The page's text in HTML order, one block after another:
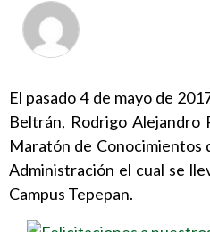
El pasado 4 de mayo de
Beltrán, Rodrigo Alejandro
Maratón de Conocimientos
Administración el cual se
Campus Tepepan.